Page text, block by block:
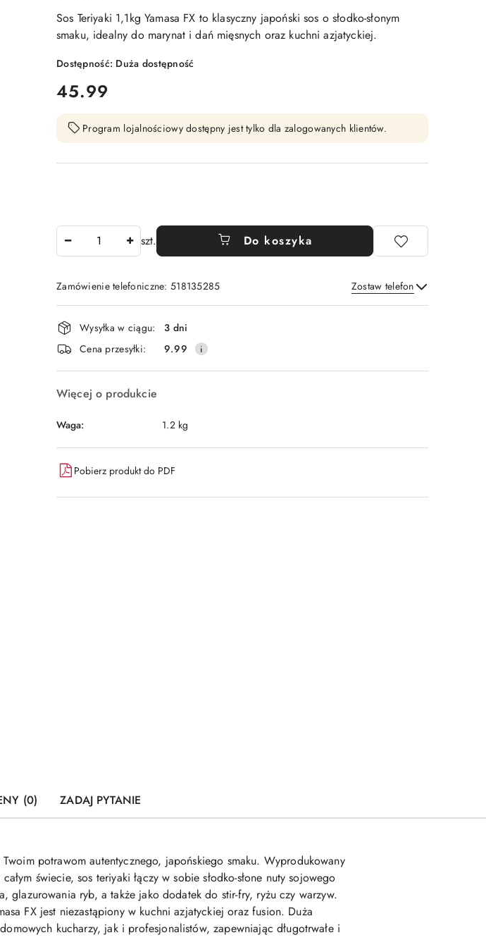
Sos Teriyaki 1,1kg Yamasa FX to klasyczny japoński sos o słodko-słonym
smaku, idealny do marynat i dań mięsnych oraz kuchni azjatyckiej.
Dostępność: Duża dostępność
cena:
45.99
Program lojalnościowy dostępny jest tylko dla zalogowanych klientów.
szt. Do koszyka
Zamówienie telefoniczne: 518135285 Zostaw telefon
Wyślij
Dostępność
i
dostawa
Wysyłka w ciągu:
3 dni
Cena przesyłki:
9.99
Więcej o produkcie
Waga: 1.2 kg
Pobierz produkt do PDF
(0) ZADAJ PYTANIE
potrawom autentycznego, japońskiego smaku. Wyprodukowany
świecie, sos teriyaki łączy w sobie słodko-słone nuty sojowego
glazurowania ryb, a także jako dodatek do stir-fry, ryżu czy warzyw.
FX jest niezastąpiony w kuchni azjatyckiej oraz fusion. Duża
kucharzy, jak i profesjonalistów, zapewniając długotrwałe i